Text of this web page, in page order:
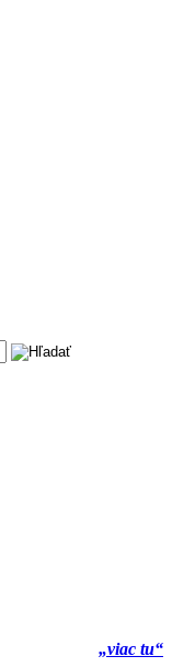
„viac tu“